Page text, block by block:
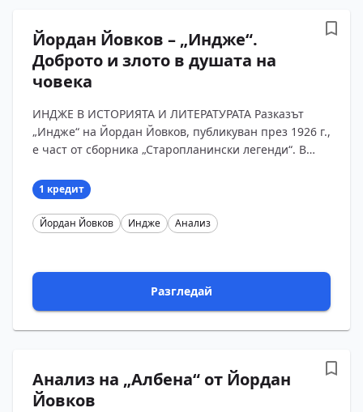
Йордан Йовков – „Индже“.
Доброто и злото в душата на
човека
ИНДЖЕ В ИСТОРИЯТА И ЛИТЕРАТУРАТА Разказът
„Индже“ на Йордан Йовков, публикуван през 1926 г.,
е част от сборника „Старопланински легенди“. В
ли?...
1 кредит
Йордан Йовков Индже Анализ
Разгледай
Анализ на „Албена“ от Йордан
Йовков